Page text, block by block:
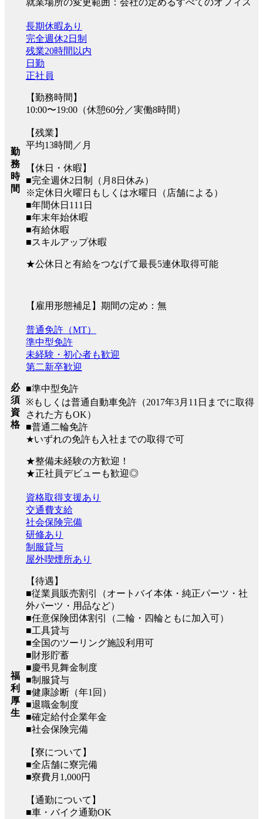
就業場所の変更範囲：会社の定めるすべてのオフィス
勤
務
時
間
長期休暇あり
完全週休2日制
残業20時間以内
日勤
正社員
【勤務時間】
10:00〜19:00（休憩60分／実働8時間）
【残業】
平均13時間／月
【休日・休暇】
■完全週休2日制（月8日休み）
※定休日火曜日もしくは水曜日（店舗による）
■年間休日111日
■年末年始休暇
■有給休暇
■スキルアップ休暇
★公休日と有給をつなげて最長5連休取得可能
【雇用形態補足】期間の定め：無
必
須
資
格
普通免許（MT）
準中型免許
未経験・初心者も歓迎
第二新卒歓迎
■準中型免許
※もしくは普通自動車免許（2017年3月11日までに取得
された方もOK）
■普通二輪免許
★いずれの免許も入社までの取得で可
★整備未経験の方歓迎！
★正社員デビューも歓迎◎
福
利
厚
生
資格取得支援あり
交通費支給
社会保険完備
研修あり
制服貸与
屋外喫煙所あり
【待遇】
■従業員販売割引（オートバイ本体・純正パーツ・社
外パーツ・用品など）
■任意保険団体割引（二輪・四輪ともに加入可）
■工具貸与
■全国のツーリング施設利用可
■財形貯蓄
■慶弔見舞金制度
■制服貸与
■健康診断（年1回）
■退職金制度
■確定給付企業年金
■社会保険完備
【寮について】
■全店舗に寮完備
■寮費月1,000円
【通勤について】
■車・バイク通勤OK